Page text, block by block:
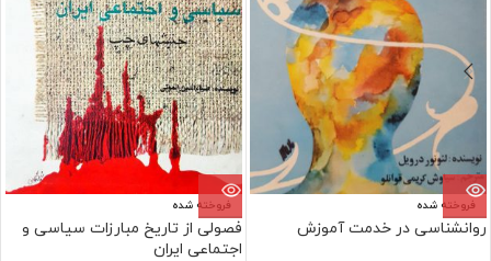
فروخته شده
روانشناسی در خدمت آموزش
فروخته شده
فصولی از تاریخ مبارزات سیاسی و
اجتماعی ایران